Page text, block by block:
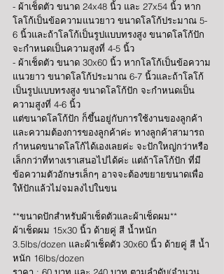
- ผ้าเช็ดตัว ขนาด 24x48 นิ้ว และ 27x54 นิ้ว หาก
โลโก้เป็นข้อความแนวยาว ขนาดโลโก้ประมาณ 5-
6 นิ้วและถ้าโลโก้เป็นรูปแบบทรงสูง ขนาดโลโก้ปัก
จะกำหนดเป็นความสูงที่ 4-5 นิ้ว
- ผ้าเช็ดตัว ขนาด 30x60 นิ้ว หากโลโก้เป็นข้อความ
แนวยาว ขนาดโลโก้ประมาณ 6-7 นิ้วและถ้าโลโก้
เป็นรูปแบบทรงสูง ขนาดโลโก้ปัก จะกำหนดเป็น
ความสูงที่ 4-6 นิ้ว
แต่ขนาดโลโก้ปัก ก็ขึ้นอยู่กับการใช้งานของลูกค้า
และความต้องการของลูกค้าค่ะ ทางลูกค้าสามารถ
กำหนดขนาดโลโก้ได้เองเลยค่ะ จะปักใหญ่กว่าหรือ
เล็กกว่าที่ทางเราเสนอไปได้ค่ะ แต่ถ้าโลโก้ปัก ที่มี
ข้อความตัวอักษรเล็กๆ อาจจะต้องขยายขนาดเพื่อ
ให้ปักแล้วไม่จมลงไปในขน
**ขนาดปักสำหรับผ้าเช็ดตัวและผ้าเช็ดผม**
ผ้าเช็ดผม 15x30 นิ้ว ด้ายคู่ สี น้ำหนัก
3.5lbs/dozen และผ้าเช็ดตัว 30x60 นิ้ว ด้ายคู่ สี น้ำ
หนัก 16lbs/dozen